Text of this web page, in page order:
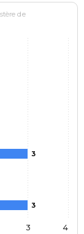
de
3
3
3 4